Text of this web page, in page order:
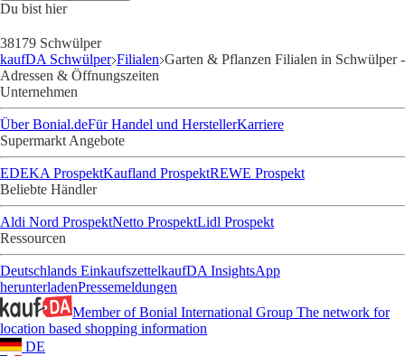
Du bist hier
38179 Schwülper
kaufDA Schwülper Filialen Garten & Pflanzen Filialen in Schwülper -
Adressen & Öffnungszeiten
Unternehmen
Über Bonial.deFür Handel und HerstellerKarriere
Supermarkt Angebote
EDEKA ProspektKaufland ProspektREWE Prospekt
Beliebte Händler
Aldi Nord ProspektNetto ProspektLidl Prospekt
Ressourcen
Deutschlands EinkaufszettelkaufDA InsightsApp
herunterladenPressemeldungen
Member of Bonial International Group The network for
location based shopping information
DE